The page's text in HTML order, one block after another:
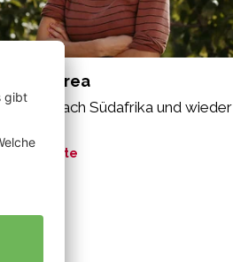
Andrea
nach Südafrika und wieder
Geschichte